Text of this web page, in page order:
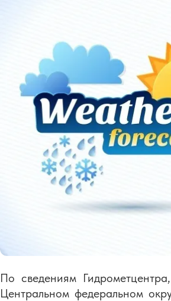
По сведениям
Центральном федеральном